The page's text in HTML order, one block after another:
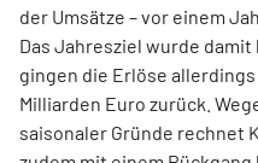
der Umsätze – vor einem
Das Jahresziel wurde
gingen die Erlöse allerdings
Milliarden Euro zurück.
saisonaler Gründe rechnet